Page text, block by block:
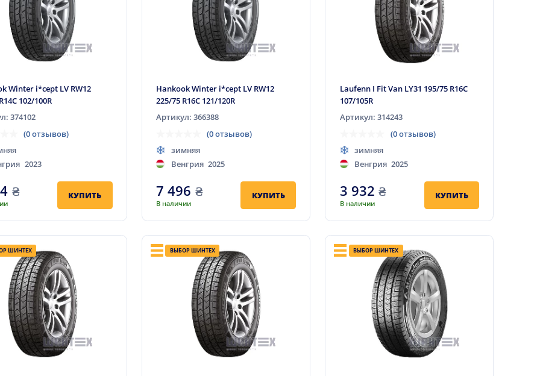
Winter i*cept LV RW12
102/100R
374102
(0 отзывов)
2023
₴ КУПИТЬ
Hankook Winter i*cept LV RW12
225/75 R16C 121/120R
Артикул: 366388
(0 отзывов)
зимняя
Венгрия 2025
7 496 ₴
В наличии
КУПИТЬ
Laufenn I Fit Van LY31 195/75 R16C
107/105R
Артикул: 314243
(0 отзывов)
зимняя
Венгрия 2025
3 932 ₴
В наличии
КУПИТЬ
ШИНТЕХ ВЫБОР ШИНТЕХ ВЫБОР ШИНТЕХ